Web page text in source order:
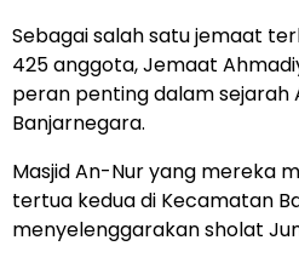
Sebagai salah satu jemaat
425 anggota, Jemaat
peran penting dalam sejarah
Banjarnegara.
Masjid An-Nur yang mereka
tertua kedua di Kecamatan
menyelenggarakan sholat